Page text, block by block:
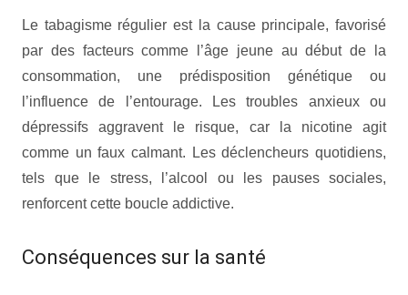
Le tabagisme régulier est la cause principale, favorisé
par des facteurs comme l’âge jeune au début de la
consommation, une prédisposition génétique ou
l’influence de l’entourage. Les troubles anxieux ou
dépressifs aggravent le risque, car la nicotine agit
comme un faux calmant. Les déclencheurs quotidiens,
tels que le stress, l’alcool ou les pauses sociales,
renforcent cette boucle addictive.
Conséquences sur la santé